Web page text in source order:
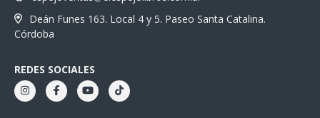
Deán Funes 163. Local 4 y 5. Paseo Santa Catalina.
Córdoba
REDES SOCIALES